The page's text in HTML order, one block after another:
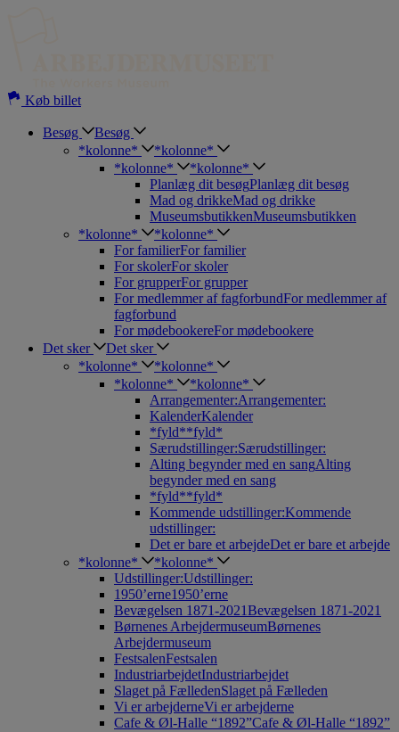
Køb billet
Besøg
Besøg
*kolonne*
*kolonne*
*kolonne*
*kolonne*
Planlæg dit besøgPlanlæg dit besøg
Mad og drikkeMad og drikke
MuseumsbutikkenMuseumsbutikken
*kolonne*
*kolonne*
For familierFor familier
For skolerFor skoler
For grupperFor grupper
For medlemmer af fagforbundFor medlemmer af
fagforbund
For mødebookereFor mødebookere
Det sker
Det sker
*kolonne*
*kolonne*
*kolonne*
*kolonne*
Arrangementer:Arrangementer:
KalenderKalender
*fyld**fyld*
Særudstillinger:Særudstillinger:
Alting begynder med en sangAlting
begynder med en sang
*fyld**fyld*
Kommende udstillinger:Kommende
udstillinger:
Det er bare et arbejdeDet er bare et arbejde
*kolonne*
*kolonne*
Udstillinger:Udstillinger:
1950’erne1950’erne
Bevægelsen 1871-2021Bevægelsen 1871-2021
Børnenes ArbejdermuseumBørnenes
Arbejdermuseum
FestsalenFestsalen
IndustriarbejdetIndustriarbejdet
Slaget på FælledenSlaget på Fælleden
Vi er arbejderneVi er arbejderne
Cafe & Øl-Halle “1892”Cafe & Øl-Halle “1892”